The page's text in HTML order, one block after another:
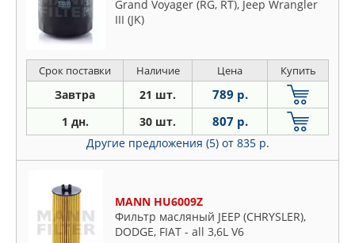
Grand Voyager (RG, RT), Jeep Wrangler
III (JK)
Срок поставки Наличие Цена Купить
Завтра 21 шт. 789 р.
1 дн. 30 шт. 807 р.
Другие предложения (5) от 835 р.
MANN HU6009Z
Фильтр масляный JEEP (CHRYSLER),
DODGE, FIAT - all 3,6L V6